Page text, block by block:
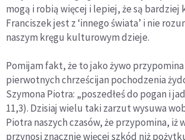
mogą i robią więcej i lepiej, że są bardziej
Franciszek jest z ‘innego świata’ i nie
naszym kręgu kulturowym dzieje.
Pomijam fakt, że to jako żywo
pierwotnych chrześcijan pochodzenia
Szymona Piotra: „poszedłeś do pogan i
11,3). Dzisiaj wielu taki zarzut wysuwa
Piotra naszych czasów, że przypomina, iż
przynosi znacznie więcej szkód niż